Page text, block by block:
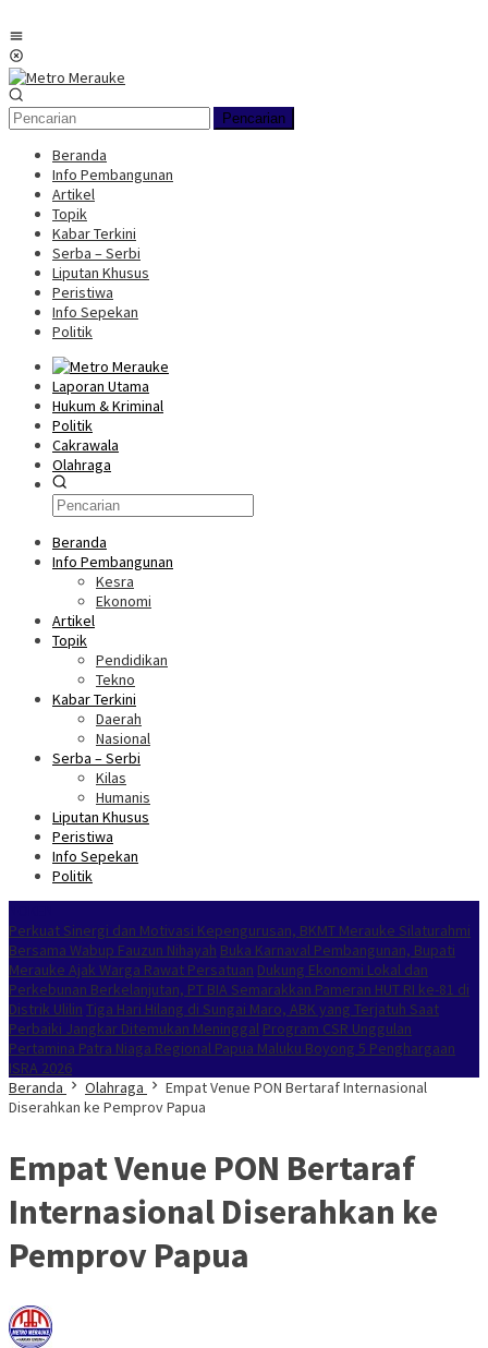
ke
konten
Pencarian
Beranda
Info Pembangunan
Artikel
Topik
Kabar Terkini
Serba – Serbi
Liputan Khusus
Peristiwa
Info Sepekan
Politik
Laporan Utama
Hukum & Kriminal
Politik
Cakrawala
Olahraga
Beranda
Info Pembangunan
Kesra
Ekonomi
Artikel
Topik
Pendidikan
Tekno
Kabar Terkini
Daerah
Nasional
Serba – Serbi
Kilas
Humanis
Liputan Khusus
Peristiwa
Info Sepekan
Politik
Perkuat Sinergi dan Motivasi Kepengurusan, BKMT Merauke Silaturahmi
Bersama Wabup Fauzun Nihayah Buka Karnaval Pembangunan, Bupati
Merauke Ajak Warga Rawat Persatuan Dukung Ekonomi Lokal dan
Perkebunan Berkelanjutan, PT BIA Semarakkan Pameran HUT RI ke-81 di
Distrik Ulilin Tiga Hari Hilang di Sungai Maro, ABK yang Terjatuh Saat
Perbaiki Jangkar Ditemukan Meninggal Program CSR Unggulan
Pertamina Patra Niaga Regional Papua Maluku Boyong 5 Penghargaan
ISRA 2026
Beranda
Olahraga
Empat Venue PON Bertaraf Internasional
Diserahkan ke Pemprov Papua
Empat Venue PON Bertaraf
Internasional Diserahkan ke
Pemprov Papua